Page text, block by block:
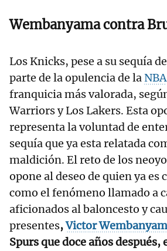
Wembanyama contra
Los Knicks, pese a su sequía
parte de la opulencia de la NBA
franquicia más valorada,
Warriors y Los Lakers. Esta
representa la voluntad de
sequía que ya esta relatada
maldición. El reto de los
opone al deseo de quien ya es
como el fenómeno llamado a
aficionados al baloncesto y
presentes,Victor
Spurs que doce años después,